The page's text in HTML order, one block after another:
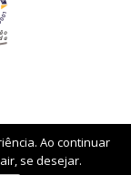
Ao continuar
se desejar.